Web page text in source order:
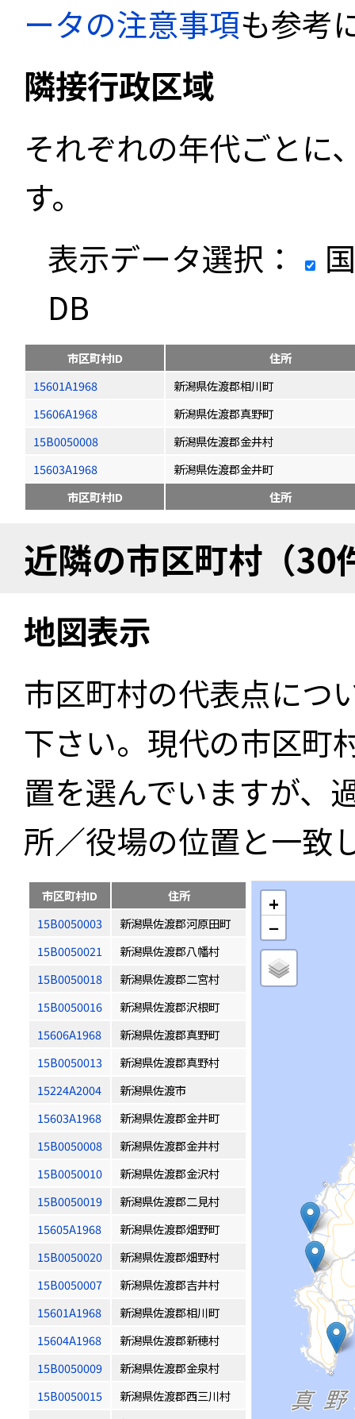
ータの注意事項も参考
隣接行政区域
それぞれの年代ごとに
す。
表示データ選択：
DB
市区町村ID
住所
15601A1968
新潟県佐渡郡相川町
15606A1968
新潟県佐渡郡真野町
15B0050008
新潟県佐渡郡金井村
15603A1968
新潟県佐渡郡金井町
市区町村ID
住所
近隣の市区町村（30
地図表示
市区町村の代表点につ
下さい。現代の市区町
置を選んでいますが、
所／役場の位置と一致
市区町村ID
住所
15B0050003
新潟県佐渡郡河原田町
15B0050021
新潟県佐渡郡八幡村
15B0050018
新潟県佐渡郡二宮村
15B0050016
新潟県佐渡郡沢根町
15606A1968
新潟県佐渡郡真野町
15B0050013
新潟県佐渡郡真野村
15224A2004
新潟県佐渡市
15603A1968
新潟県佐渡郡金井町
15B0050008
新潟県佐渡郡金井村
15B0050010
新潟県佐渡郡金沢村
15B0050019
新潟県佐渡郡二見村
15605A1968
新潟県佐渡郡畑野町
15B0050020
新潟県佐渡郡畑野村
15B0050007
新潟県佐渡郡吉井村
15601A1968
新潟県佐渡郡相川町
15604A1968
新潟県佐渡郡新穂村
15B0050009
新潟県佐渡郡金泉村
15B0050015
新潟県佐渡郡西三川村
+
−